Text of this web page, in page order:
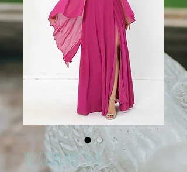
Vestido ref.540